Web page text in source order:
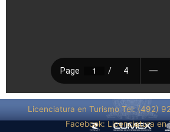
Licenciatura en Turismo Tel: (492)
Facebook: Licenciatura en